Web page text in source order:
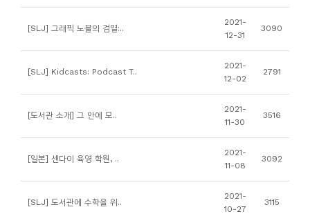
[SLJ] 그래픽 노블의 검열:..
2021-
12-31
3090
[SLJ] Kidcasts: Podcast T..
2021-
12-02
2791
[도서관 소개] 그 안에 모..
2021-
11-30
3516
[일본] 센다이 육영 학원, ..
2021-
11-08
3092
[SLJ] 도서관에 수학을 위..
2021-
10-27
3115
자
실
및
평